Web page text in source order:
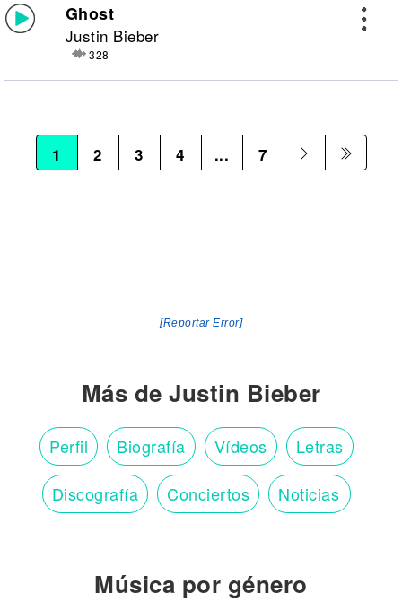
Ghost
Justin Bieber
328
1 2 3 4 ... 7
[Reportar Error]
Más de Justin Bieber
Perfil Biografía Vídeos Letras
Discografía Conciertos Noticias
Música por género